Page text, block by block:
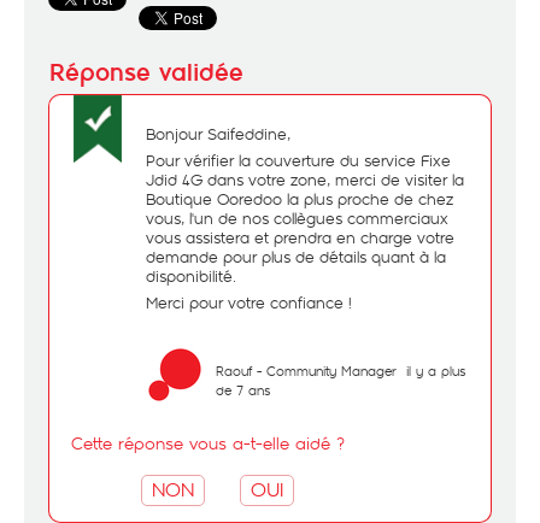
Bonjour Saifeddine,
Pour vérifier la couverture du service Fixe
Jdid 4G dans votre zone, merci de visiter la
Boutique Ooredoo la plus proche de chez
vous, l'un de nos collègues commerciaux
vous assistera et prendra en charge votre
demande pour plus de détails quant à la
disponibilité.
Merci pour votre confiance !
Raouf - Community Manager il y a plus
de 7 ans
Cette réponse vous a-t-elle aidé ?
NON OUI